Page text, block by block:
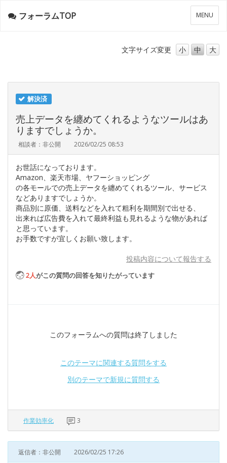
メ
ニ
ー
MENU
フォーラムTOP
文字サイズ変更 小 中 大
解決済
売上データを纏めてくれるようなツールはあ
りますでしょうか。
相談者：非公開 2026/02/25 08:53
お世話になっております。
Amazon、楽天市場、ヤフーショッピング
の各モールでの売上データを纏めてくれるツール、サービス
などありますでしょうか。
商品別に原価、送料などを入れて粗利を期間別で出せる、
出来れば広告費を入れて最終利益も見れるような物があれば
と思っています。
お手数ですが宜しくお願い致します。
投稿内容について報告する
2人がこの質問の回答を知りたがっています
このフォーラムへの質問は終了しました
このテーマに関連する質問をする
別のテーマで新規に質問する
作業効率化 3
返信者：非公開 2026/02/25 17:26